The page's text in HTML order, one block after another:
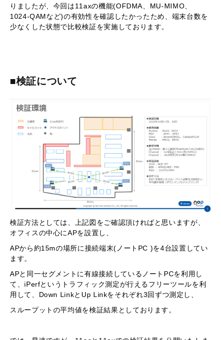
りましたが、今回は11axの機能(OFDMA、MU-MIMO、
1024-QAMなど)の有効性を確認したかったため、端末台数を
少なくした状態で比較検証を実施しております。
■検証について
検証方法としては、上記図をご確認頂ければと思いますが、
オフィスの中心にAPを設置し、
APから約15mの場所に接続端末(ノートPC )を4台設置してい
ます。
APと同一セグメントに有線接続しているノートPCを利用し
て、iPerfというトラフィック測定が行えるフリーツールを利
用して、Down LinkとUp Linkをそれぞれ3回ずつ測定し、
スループットの平均値を検証結果としております。